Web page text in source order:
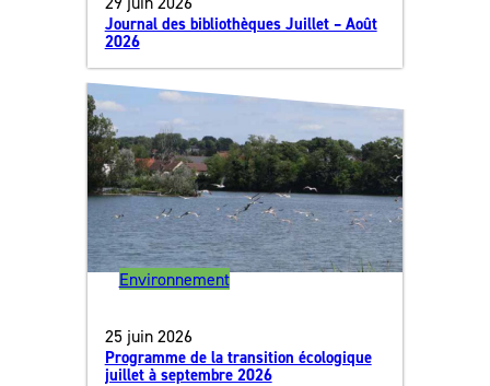
Journal des bibliothèques Juillet – Août
2026
Environnement
25 juin 2026
Programme de la transition écologique
juillet à septembre 2026